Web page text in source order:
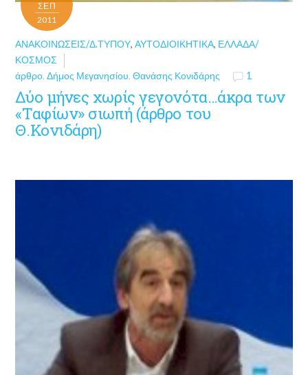
ΣΕΠ
2011
ΑΝΑΚΟΙΝΏΣΕΙΣ/Δ.ΤΎΠΟΥ,ΑΥΤΟΔΙΟΙΚΗΤΙΚΆ, ΕΛΛΆΔΑ/
ΚΌΣΜΟΣ
άρθρο,Δήμος Μεγανησίου,Θανάσης Κονιδάρης 1
Δύο μήνες χωρίς γεγονότα…άκρα των
«Ταφίων» σιωπή (άρθρο του
Θ.Κονιδάρη)